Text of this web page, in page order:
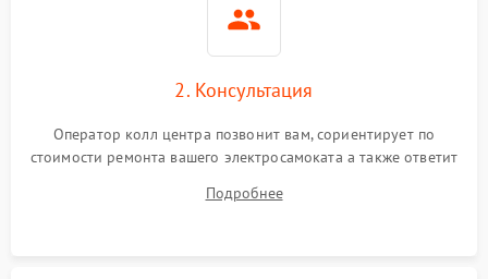
2. Консультация
Оператор колл центра позвонит вам, сориентирует по
стоимости ремонта вашего электросамоката а также ответит
Подробнее